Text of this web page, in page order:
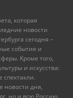
которая
новости
сегодня –
события и
Кроме того,
и искусства:
новости дня,
но и всю Россию.